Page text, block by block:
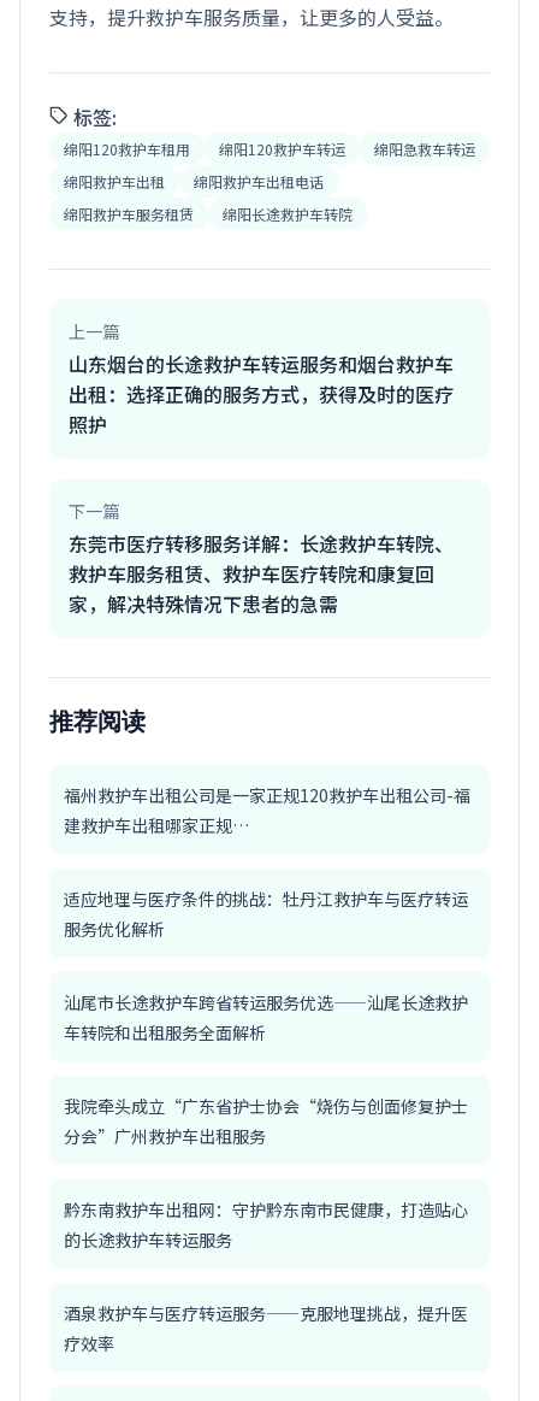
支持，提升救护车服务质量，让更多的人受益。
标签:
绵阳120救护车租用 绵阳120救护车转运
绵阳急救车转运
绵阳救护车出租
绵阳救护车出租电话
绵阳救护车服务租赁
绵阳长途救护车转院
上一篇
山东烟台的长途救护车转运服务和烟台救护车
出租：选择正确的服务方式，获得及时的医疗
照护
下一篇
东莞市医疗转移服务详解：长途救护车转院、
救护车服务租赁、救护车医疗转院和康复回
家，解决特殊情况下患者的急需
推荐阅读
福州救护车出租公司是一家正规120救护车出租公司-福
建救护车出租哪家正规…
适应地理与医疗条件的挑战：牡丹江救护车与医疗转运
服务优化解析
汕尾市长途救护车跨省转运服务优选——汕尾长途救护
车转院和出租服务全面解析
我院牵头成立“广东省护士协会“烧伤与创面修复护士
分会”广州救护车出租服务
黔东南救护车出租网：守护黔东南市民健康，打造贴心
的长途救护车转运服务
酒泉救护车与医疗转运服务——克服地理挑战，提升医
疗效率